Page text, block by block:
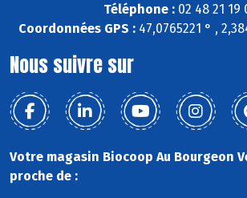
Téléphone :02 48 21 19
Coordonnées GPS : 47,0765221 ° ,
Nous suivre sur
Votre magasin Biocoop Au Bourgeon
proche de :